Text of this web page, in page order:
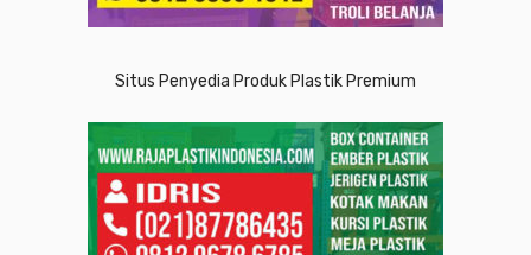
Situs Penyedia Produk Plastik Premium